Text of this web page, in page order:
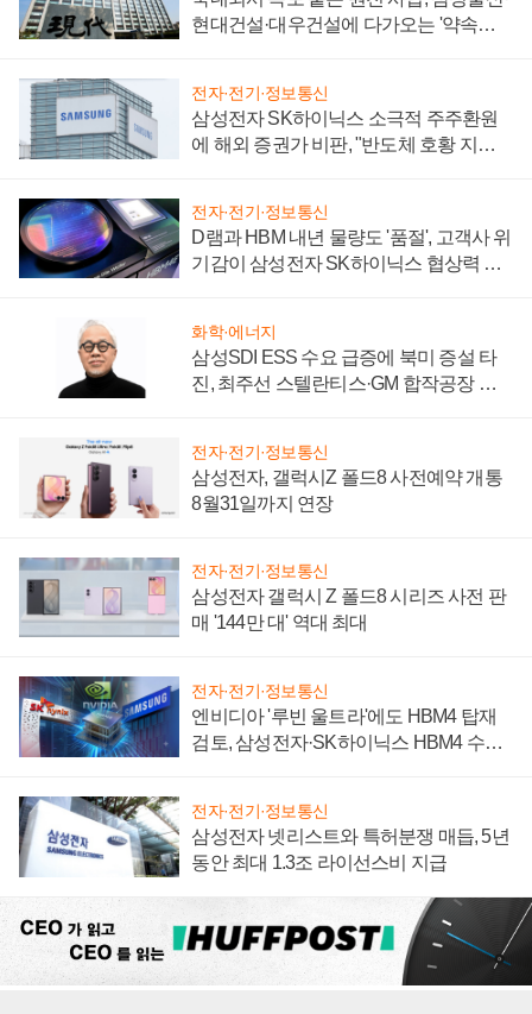
현대건설·대우건설에 다가오는 '약속의
전자·전기·정보통신
삼성전자 SK하이닉스 소극적 주주환원
에 해외 증권가 비판, "반도체 호황 지속
전자·전기·정보통신
D램과 HBM 내년 물량도 '품절', 고객사 위
기감이 삼성전자 SK하이닉스 협상력 더
화학·에너지
삼성SDI ESS 수요 급증에 북미 증설 타
진, 최주선 스텔란티스·GM 합작공장 건
전자·전기·정보통신
삼성전자, 갤럭시Z 폴드8 사전예약 개통
8월31일까지 연장
전자·전기·정보통신
삼성전자 갤럭시 Z 폴드8 시리즈 사전 판
매 '144만 대' 역대 최대
전자·전기·정보통신
엔비디아 '루빈 울트라'에도 HBM4 탑재
검토, 삼성전자·SK하이닉스 HBM4 수율
전자·전기·정보통신
삼성전자 넷리스트와 특허분쟁 매듭, 5년
동안 최대 1.3조 라이선스비 지급